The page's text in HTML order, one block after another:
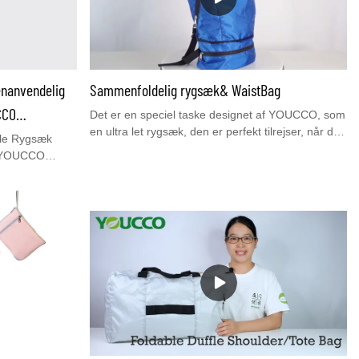
Rygsæk
YOUCCO
på
den, skal
at kontakte
Sammenfoldelig rygsæk& WaistBag
Det er en speciel taske designet af YOUCCO, som
en ultra let rygsæk, den er perfekt tilrejser, når du